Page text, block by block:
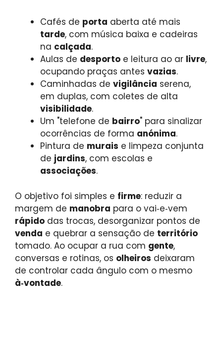
Cafés de porta aberta até mais
tarde, com música baixa e cadeiras
na calçada.
Aulas de desporto e leitura ao ar livre,
ocupando praças antes vazias.
Caminhadas de vigilância serena,
em duplas, com coletes de alta
visibilidade.
Um "telefone de bairro" para sinalizar
ocorrências de forma anónima.
Pintura de murais e limpeza conjunta
de jardins, com escolas e
associações.
O objetivo foi simples e firme: reduzir a
margem de manobra para o vai‑e‑vem
rápido das trocas, desorganizar pontos de
venda e quebrar a sensação de território
tomado. Ao ocupar a rua com gente,
conversas e rotinas, os olheiros deixaram
de controlar cada ângulo com o mesmo
à‑vontade.